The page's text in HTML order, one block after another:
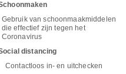
Gebruik van schoonmaakmiddelen
die effectief zijn tegen het
Coronavirus
distancing
Contactloos in- en uitchecken